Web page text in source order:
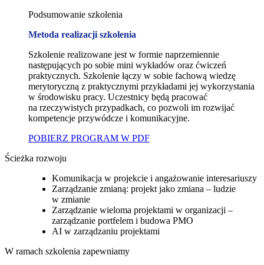
Podsumowanie szkolenia
Metoda realizacji szkolenia
Szkolenie realizowane jest w formie naprzemiennie
następujących po sobie mini wykładów oraz ćwiczeń
praktycznych. Szkolenie łączy w sobie fachową wiedzę
merytoryczną z praktycznymi przykładami jej wykorzystania
w środowisku pracy. Uczestnicy będą pracować
na rzeczywistych przypadkach, co pozwoli im rozwijać
kompetencje przywódcze i komunikacyjne.
POBIERZ PROGRAM W PDF
Ścieżka rozwoju
Komunikacja w projekcie i angażowanie interesariuszy
Zarządzanie zmianą: projekt jako zmiana – ludzie
w zmianie
Zarządzanie wieloma projektami w organizacji –
zarządzanie portfelem i budowa PMO
AI w zarządzaniu projektami
W ramach szkolenia zapewniamy